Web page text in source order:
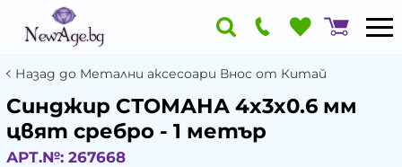
Назад до Метални аксесоари Внос от Китай
Синджир СТОМАНА 4x3x0.6 мм
цвят сребро - 1 метър
АРТ.№: 267668